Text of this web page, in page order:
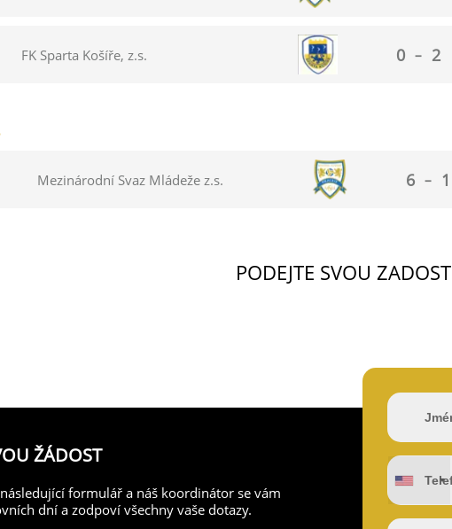
FK Sparta Košíře, z.s. 0 – 2
Mezinárodní Svaz Mládeže z.s. 6 – 1
PODEJTE SVOU ZADOST
ŽÁDOST
formulář a náš koordinátor se vám
dní a zodpoví všechny vaše dotazy.